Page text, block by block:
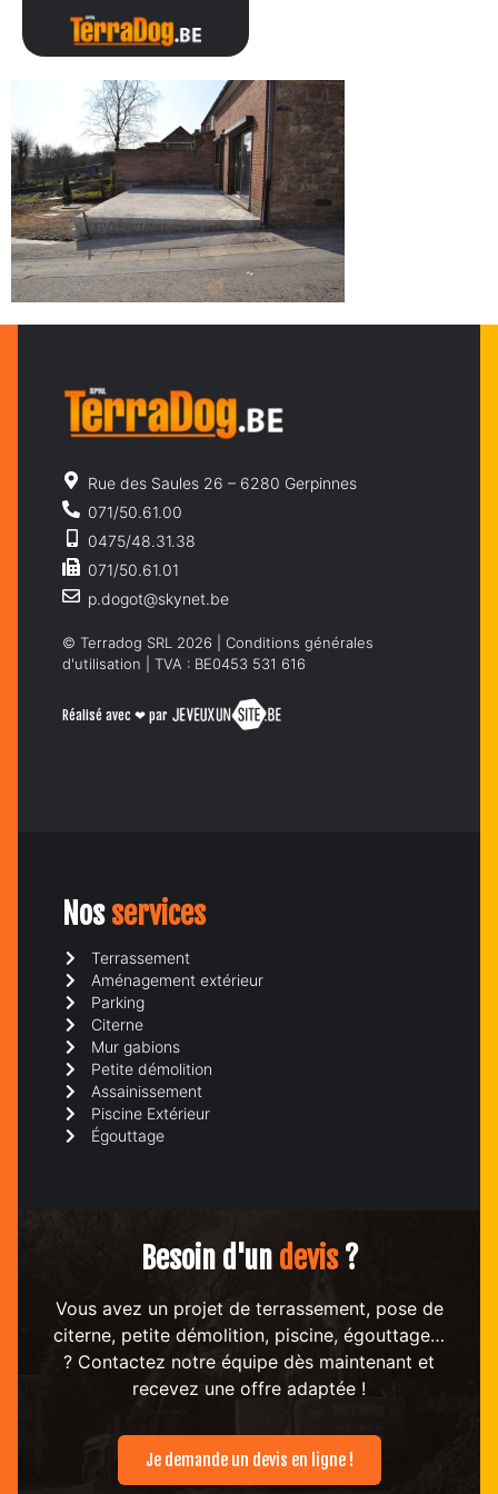
084
Rue des Saules 26 – 6280 Gerpinnes
071/50.61.00
0475/48.31.38
071/50.61.01
p.dogot@skynet.be
© Terradog SRL 2026 | Conditions générales
d'utilisation | TVA : BE0453 531 616
Réalisé avec ❤ par
Nosservices
Terrassement
Aménagement extérieur
Parking
Citerne
Mur gabions
Petite démolition
Assainissement
Piscine Extérieur
Égouttage
Besoin d'un devis?
Vous avez un projet de terrassement, pose de
citerne, petite démolition, piscine, égouttage…
? Contactez notre équipe dès maintenant et
recevez une offre adaptée !
Je demande un devis en ligne !